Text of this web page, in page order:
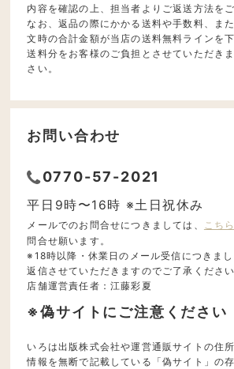
内容を確認の上、担当者よりご返送方法を
なお、返品の際にかかる送料や手数料、ま
文時の合計金額が当店の送料無料ラインを
送料分をお客様のご負担とさせていただき
さい。
お問い合わせ
0770-57-2021
平日9時〜16時 ※土日祝休み
メールでのお問合せにつきましては、 こち
問合せ願います。
※18時以降・休業日のメール受信につきま
返信させていただきますのでご了承ください
店舗運営責任者：江藤彩夏
※偽サイトにご注意ください
いろは出版株式会社や運営通販サイトの住
情報を無断で記載している「偽サイト」の